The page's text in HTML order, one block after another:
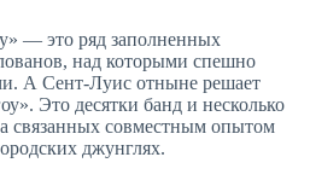
— это ряд заполненных
над которыми спешно
А Сент-Луис отныне решает
Это десятки банд и несколько
связанных совместным опытом
джунглях.